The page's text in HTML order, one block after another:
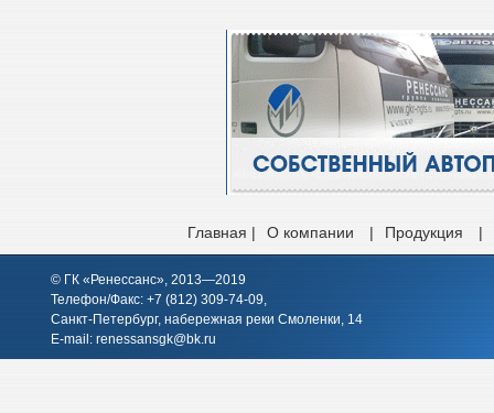
Главная | О компании | Продукция |
© ГК «Ренессанс», 2013—2019
Телефон/Факс: +7 (812) 309-74-09,
Санкт-Петербург, набережная реки Смоленки, 14
E-mail: renessansgk@bk.ru